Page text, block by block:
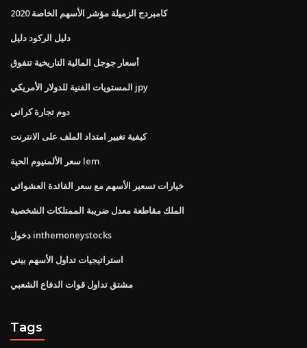
كامبردج الزميلة مؤشر الأسهم الخاصة 2020
دليل الركود دليل
أسعار جوجل المالية التاريخية تتفوق
المستويات الفنية للدولار الأمريكي jpy
دوم تجارة كراني
كيفية تغيير امتداد الملف على الانترنت
سعر الألمنيوم الحية lem
خيارات تسعير الأسهم مع سعر الفائدة العشوائي
الملك مقاطعة معدل ضريبة الممتلكات الشخصية
دخول inthemoneystocks
استراتيجيات تداول الأسهم بيني
مشتق تداول قوات الدفاع الشعبي
Tags